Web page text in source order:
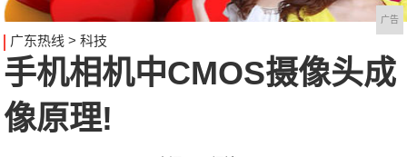
广告
广东热线 > 科技
手机相机中CMOS摄像头成
像原理!